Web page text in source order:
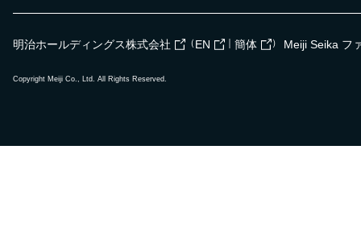
明治ホールディングス株式会社 （ EN 簡体 ） Meiji Seika フ
Copyright Meiji Co., Ltd. All Rights Reserved.